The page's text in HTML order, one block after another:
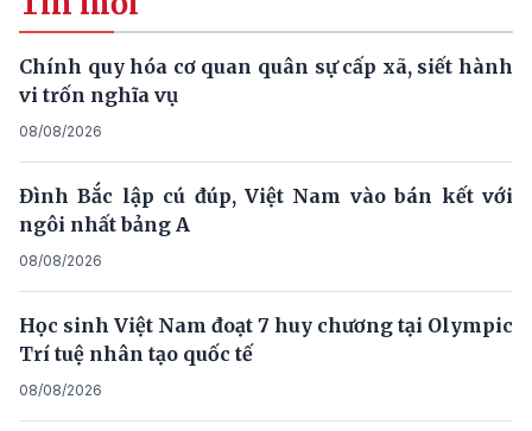
Chính quy hóa cơ quan quân sự cấp xã, siết hành
vi trốn nghĩa vụ
08/08/2026
Đình Bắc lập cú đúp, Việt Nam vào bán kết với
ngôi nhất bảng A
08/08/2026
Học sinh Việt Nam đoạt 7 huy chương tại Olympic
Trí tuệ nhân tạo quốc tế
08/08/2026